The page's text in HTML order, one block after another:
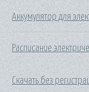
Аккумулятор для
Расписание
Скачать без